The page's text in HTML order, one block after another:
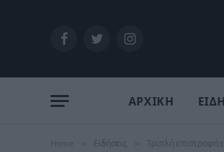
FacebookTwitterInstagram
ΑΡΧΙΚΗ
Home Ειδήσεις Τριπλή επιστροφή